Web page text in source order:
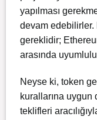
yapılması
devam edebilirler.
gereklidir;
arasında
Neyse ki, token
kurallarına uygun
teklifleri